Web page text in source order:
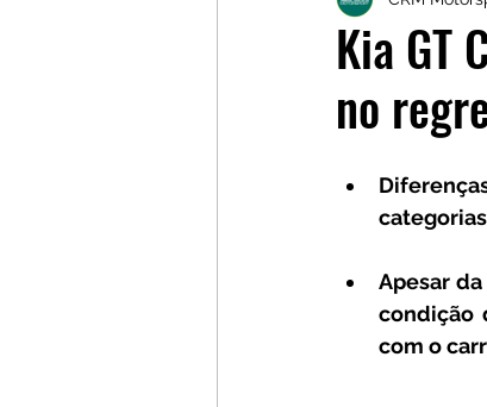
Kia GT
no
Apesar
condição
com o